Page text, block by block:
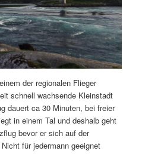
der regionalen Flieger
schnell wachsende Kleinstadt
dauert ca 30 Minuten, bei freier
in einem Tal und deshalb geht
bevor er sich auf der
für jedermann geeignet